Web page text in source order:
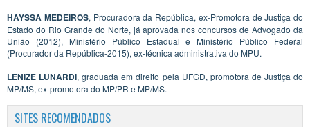
HAYSSA MEDEIROS, Procuradora da República, ex-Promotora de Justiça do
Estado do Rio Grande do Norte, já aprovada nos concursos de Advogado da
União (2012), Ministério Público Estadual e Ministério Público Federal
(Procurador da República-2015), ex-técnica administrativa do MPU.
LENIZE LUNARDI, graduada em direito pela UFGD, promotora de Justiça do
MP/MS, ex-promotora do MP/PR e MP/MS.
SITES RECOMENDADOS